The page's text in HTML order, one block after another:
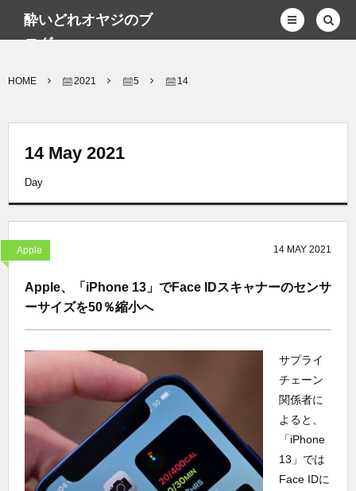
酔いどれオヤジのブ
ログwp
HOME 2021 5 14
14 May 2021
Day
Apple 14 MAY 2021
Apple、「iPhone 13」でFace IDスキャナーのセンサ
ーサイズを50％縮小へ
サプライ
チェーン
関係者に
よると、
「iPhone
13」では
Face IDに